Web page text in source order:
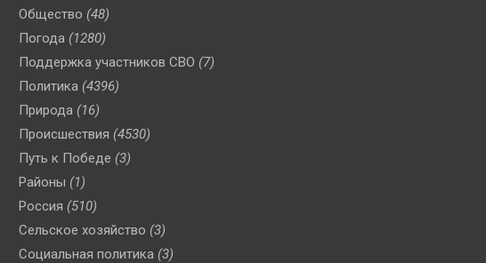
Общество (48)
Погода (1280)
Поддержка участников СВО (7)
Политика (4396)
Природа (16)
Происшествия (4530)
Путь к Победе (3)
Районы (1)
Россия (510)
Сельское хозяйство (3)
Социальная политика (3)